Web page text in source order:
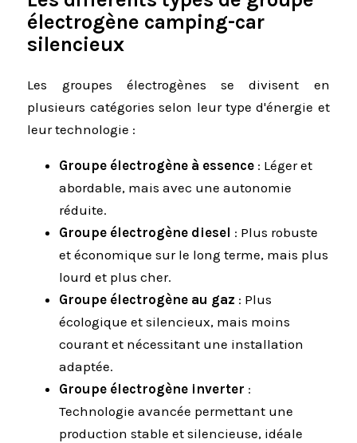
électrogène camping-car
silencieux
Les groupes électrogènes se divisent en
plusieurs catégories selon leur type d'énergie et
leur technologie :
Groupe électrogène à essence : Léger et
abordable, mais avec une autonomie
réduite.
Groupe électrogène diesel : Plus robuste
et économique sur le long terme, mais plus
lourd et plus cher.
Groupe électrogène au gaz : Plus
écologique et silencieux, mais moins
courant et nécessitant une installation
adaptée.
Groupe électrogène inverter :
Technologie avancée permettant une
production stable et silencieuse, idéale